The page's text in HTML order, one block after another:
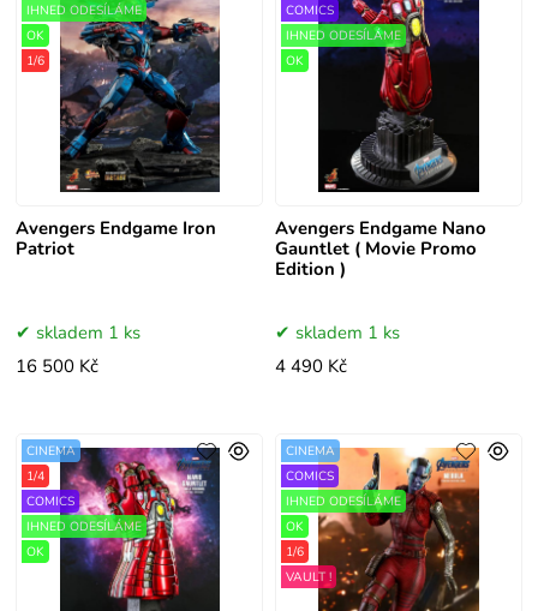
Avengers Endgame Iron
Patriot
IHNED ODESÍLÁME
OK
1/6
skladem 1 ks
16 500 Kč
Avengers Endgame Nano
Gauntlet ( Movie Promo
Edition )
COMICS
IHNED ODESÍLÁME
OK
skladem 1 ks
4 490 Kč
CINEMA
1/4
COMICS
IHNED ODESÍLÁME
OK
CINEMA
COMICS
IHNED ODESÍLÁME
OK
1/6
VAULT !